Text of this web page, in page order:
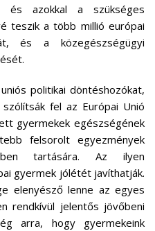
és azokkal a szükséges
teszik a több millió európai
és a közegészségügyi
politikai döntéshozókat,
fel az Európai Unió
gyermekek egészségének
felsorolt egyezmények
tartására. Az ilyen
gyermek jólétét javíthatják.
elenyésző lenne az egyes
rendkívül jelentős jövőbeni
arra, hogy gyermekeink